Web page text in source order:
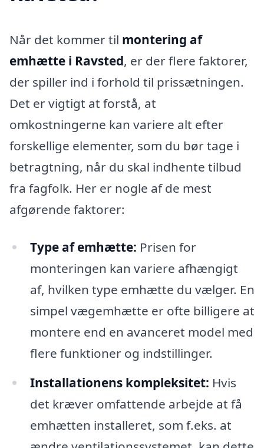
Når det kommer til montering af
emhætte i Ravsted, er der flere faktorer,
der spiller ind i forhold til prissætningen.
Det er vigtigt at forstå, at
omkostningerne kan variere alt efter
forskellige elementer, som du bør tage i
betragtning, når du skal indhente tilbud
fra fagfolk. Her er nogle af de mest
afgørende faktorer:
Type af emhætte: Prisen for
monteringen kan variere afhængigt
af, hvilken type emhætte du vælger. En
simpel vægemhætte er ofte billigere at
montere end en avanceret model med
flere funktioner og indstillinger.
Installationens kompleksitet: Hvis
det kræver omfattende arbejde at få
emhætten installeret, som f.eks. at